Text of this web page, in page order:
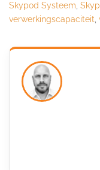
Skypod Systeem
verwerkingscapaciteit